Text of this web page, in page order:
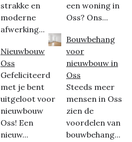
strakke en
moderne
afwerking...
Nieuwbouw
Oss
Gefeliciteerd
met je bent
uitgeloot voor
nieuwbouw
Oss! Een
nieuw...
een woning in
Oss? Ons...
Bouwbehang
voor
nieuwbouw in
Oss
Steeds meer
mensen in Oss
zien de
voordelen van
bouwbehang...